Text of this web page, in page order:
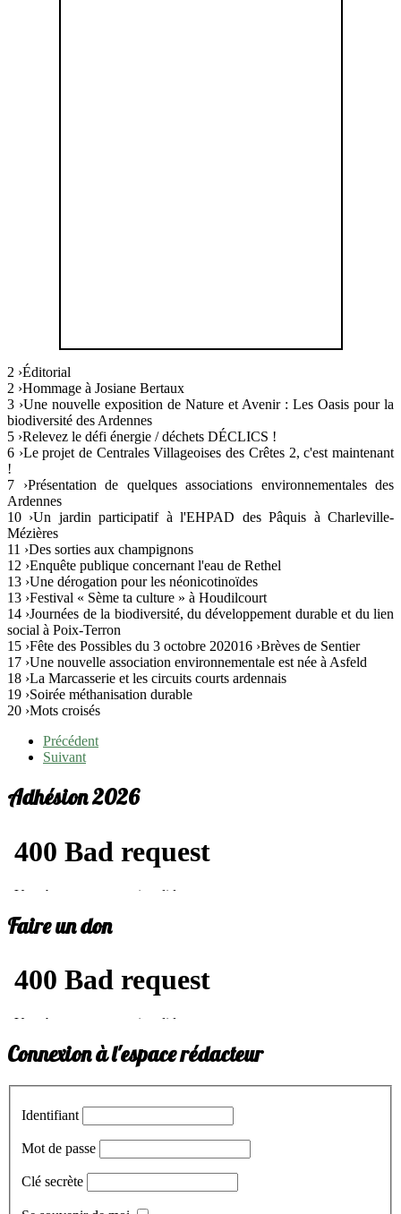
2 ›Éditorial
2 ›Hommage à Josiane Bertaux
3 ›Une nouvelle exposition de Nature et Avenir : Les Oasis pour la
biodiversité des Ardennes
5 ›Relevez le défi énergie / déchets DÉCLICS !
6 ›Le projet de Centrales Villageoises des Crêtes 2, c'est maintenant
!
7 ›Présentation de quelques associations environnementales des
Ardennes
10 ›Un jardin participatif à l'EHPAD des Pâquis à Charleville-
Mézières
11 ›Des sorties aux champignons
12 ›Enquête publique concernant l'eau de Rethel
13 ›Une dérogation pour les néonicotinoïdes
13 ›Festival « Sème ta culture » à Houdilcourt
14 ›Journées de la biodiversité, du développement durable et du lien
social à Poix-Terron
15 ›Fête des Possibles du 3 octobre 202016 ›Brèves de Sentier
17 ›Une nouvelle association environnementale est née à Asfeld
18 ›La Marcasserie et les circuits courts ardennais
19 ›Soirée méthanisation durable
20 ›Mots croisés
Précédent
Suivant
Adhésion 2026
Faire un don
Connexion à l'espace rédacteur
Identifiant
Mot de passe
Clé secrète